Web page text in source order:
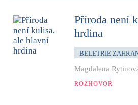
Příroda není
hrdina
BELETRIE
Magdalena
ROZHOVOR